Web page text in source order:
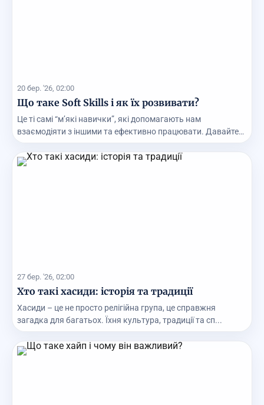
20 бер. '26, 02:00
Що таке Soft Skills і як їх розвивати?
Це ті самі “м’які навички”, які допомагають нам
взаємодіяти з іншими та ефективно працювати. Давайте
27 бер. '26, 02:00
Хто такі хасиди: історія та традиції
Хасиди – це не просто релігійна група, це справжня
загадка для багатьох. Їхня культура, традиції та сп...